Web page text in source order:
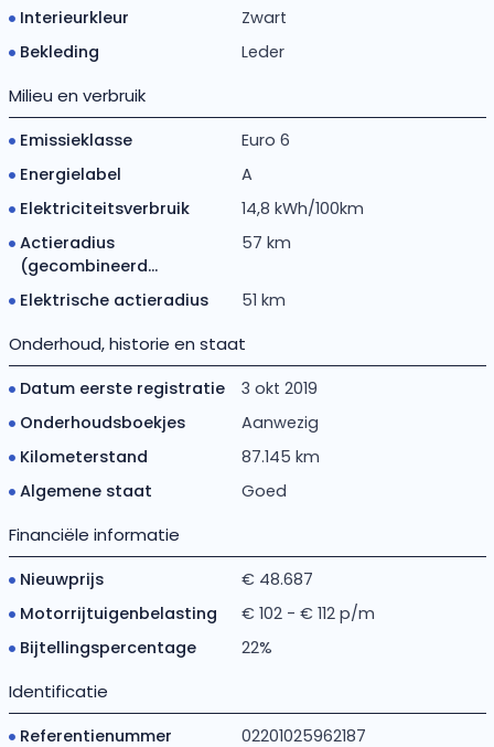
Interieurkleur
Zwart
Bekleding
Leder
Milieu en verbruik
Emissieklasse
Euro 6
Energielabel
A
Elektriciteitsverbruik
14,8 kWh/100km
Actieradius
(gecombineerd...
57 km
Elektrische actieradius 51 km
Onderhoud, historie en staat
Datum eerste registratie
3 okt 2019
Onderhoudsboekjes
Aanwezig
Kilometerstand
87.145 km
Algemene staat
Goed
Financiële informatie
Nieuwprijs
€ 48.687
Motorrijtuigenbelasting
€ 102 - € 112 p/m
Bijtellingspercentage
22%
Identificatie
Referentienummer
02201025962187